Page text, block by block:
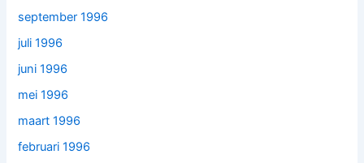
september 1996
juli 1996
juni 1996
mei 1996
maart 1996
februari 1996